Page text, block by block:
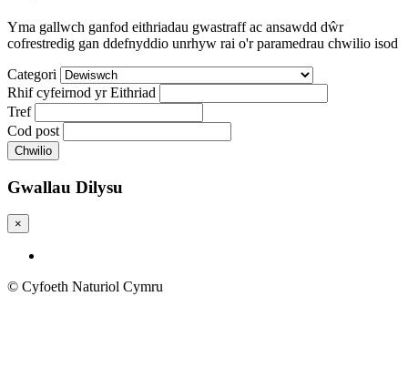
Yma gallwch ganfod eithriadau gwastraff ac ansawdd dŵr
cofrestredig gan ddefnyddio unrhyw rai o'r paramedrau chwilio isod
Categori
Rhif cyfeirnod yr Eithriad
Tref
Cod post
Gwallau Dilysu
×
© Cyfoeth Naturiol Cymru